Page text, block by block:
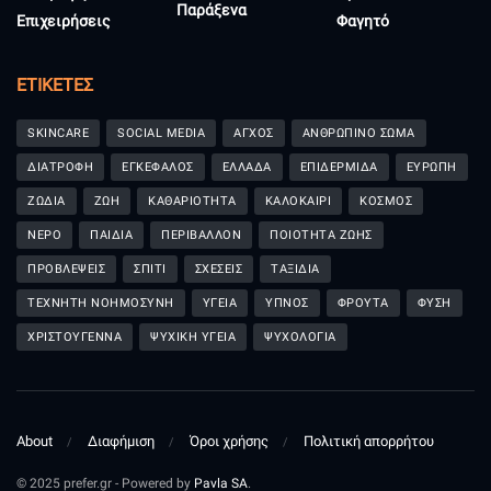
Επιχειρήσεις
Παράξενα
Φαγητό
ΕΤΙΚΈΤΕΣ
SKINCARE SOCIAL MEDIA ΑΓΧΟΣ ΑΝΘΡΩΠΙΝΟ ΣΩΜΑ
ΔΙΑΤΡΟΦΗ ΕΓΚΕΦΑΛΟΣ ΕΛΛΑΔΑ ΕΠΙΔΕΡΜΙΔΑ ΕΥΡΩΠΗ
ΖΩΔΙΑ ΖΩΗ ΚΑΘΑΡΙΟΤΗΤΑ ΚΑΛΟΚΑΙΡΙ ΚΟΣΜΟΣ
ΝΕΡΟ ΠΑΙΔΙΑ ΠΕΡΙΒΑΛΛΟΝ ΠΟΙΟΤΗΤΑ ΖΩΗΣ
ΠΡΟΒΛΕΨΕΙΣ ΣΠΙΤΙ ΣΧΕΣΕΙΣ ΤΑΞΙΔΙΑ
ΤΕΧΝΗΤΗ ΝΟΗΜΟΣΥΝΗ ΥΓΕΙΑ ΥΠΝΟΣ ΦΡΟΥΤΑ ΦΥΣΗ
ΧΡΙΣΤΟΥΓΕΝΝΑ ΨΥΧΙΚΗ ΥΓΕΙΑ ΨΥΧΟΛΟΓΙΑ
About Διαφήμιση Όροι χρήσης Πολιτική απορρήτου
© 2025 prefer.gr - Powered by Pavla SA.